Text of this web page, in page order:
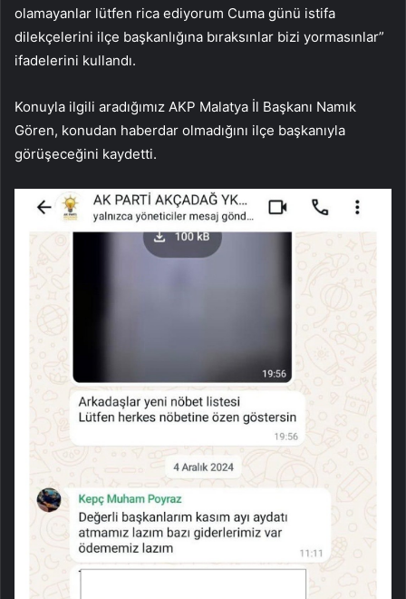
olamayanlar lütfen rica ediyorum Cuma günü istifa
dilekçelerini ilçe başkanlığına bıraksınlar bizi yormasınlar”
ifadelerini kullandı.
Konuyla ilgili aradığımız AKP Malatya İl Başkanı Namık
Gören, konudan haberdar olmadığını ilçe başkanıyla
görüşeceğini kaydetti.